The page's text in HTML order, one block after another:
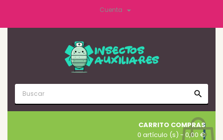
Cuenta 
search
CARRITO COMPRAS
0 artículo (s) - 0,00 €